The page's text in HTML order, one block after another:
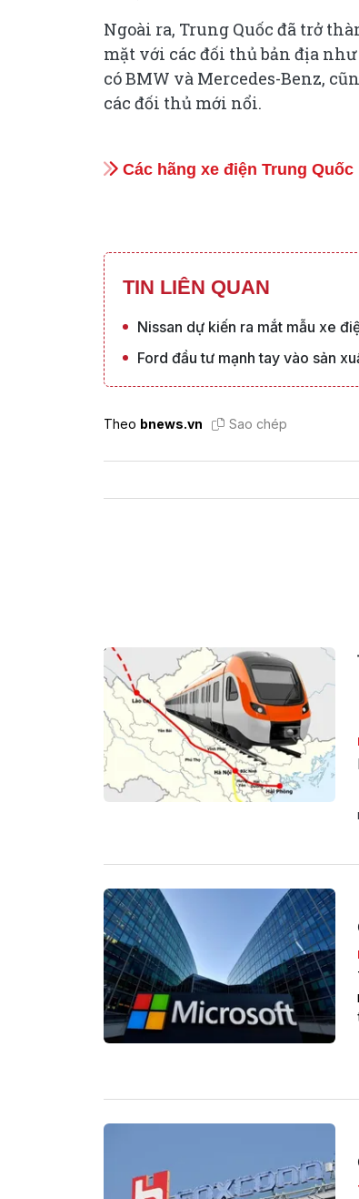
Ngoài ra, Trung Quốc đã trở
mặt với các đối thủ bản địa
có BMW và Mercedes-Benz,
các đối thủ mới nổi.
Các hãng xe điện Trung
TIN LIÊN QUAN
Nissan dự kiến ra mắt mẫu xe
Ford đầu tư mạnh tay vào sản
Theo bnews.vn Sao chép